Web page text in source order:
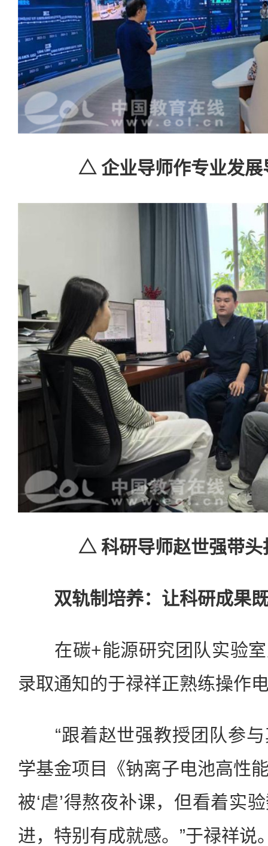
△ 企业导师作专业发展
△ 科研导师赵世强带头
双轨制培养：让科研成果
在碳+能源研究团队实验室
录取通知的于禄祥正熟练操作
“跟着赵世强教授团队参与
学基金项目《钠离子电池高性
被‘虐’得熬夜补课，但看着实
进，特别有成就感。”于禄祥说